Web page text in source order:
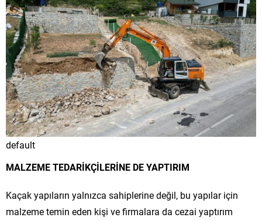
default
MALZEME TEDARİKÇİLERİNE DE YAPTIRIM
Kaçak yapıların yalnızca sahiplerine değil, bu yapılar için
malzeme temin eden kişi ve firmalara da cezai yaptırım